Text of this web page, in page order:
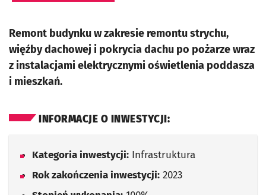
Remont budynku w zakresie remontu strychu,
więźby dachowej i pokrycia dachu po pożarze wraz
z instalacjami elektrycznymi oświetlenia poddasza
i mieszkań.
INFORMACJE O INWESTYCJI:
Kategoria inwestycji: Infrastruktura
Rok zakończenia inwestycji: 2023